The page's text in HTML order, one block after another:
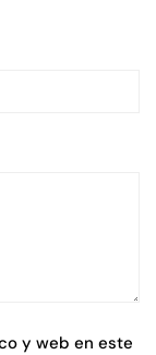
y web en este